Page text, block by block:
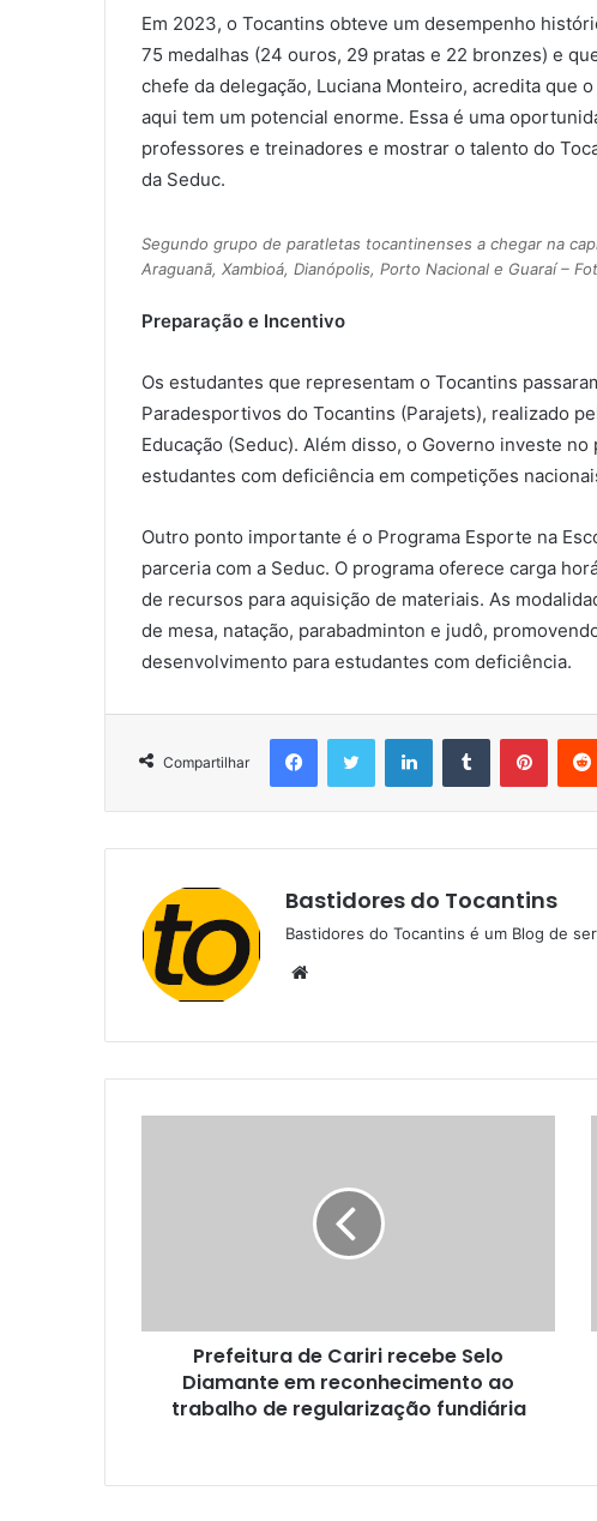
Em 2023, o Tocantins obteve um desempenho
75 medalhas (24 ouros, 29 pratas e 22 bronzes) e
chefe da delegação, Luciana Monteiro, acredita que
aqui tem um potencial enorme. Essa é uma
professores e treinadores e mostrar o talento do
da Seduc.
Segundo grupo de paratletas tocantinenses a chegar na
Araguanã, Xambioá, Dianópolis, Porto Nacional e Guaraí –
Preparação e Incentivo
Os estudantes que representam o Tocantins
Paradesportivos do Tocantins (Parajets), realizado
Educação (Seduc). Além disso, o Governo investe
estudantes com deficiência em competições
Outro ponto importante é o Programa Esporte na
parceria com a Seduc. O programa oferece carga
de recursos para aquisição de materiais. As
de mesa, natação, parabadminton e judô,
desenvolvimento para estudantes com deficiência.
Compartilhar
Bastidores do Tocantins
Bastidores do Tocantins é um Blog de
t
Prefeitura de Cariri recebe Selo
Diamante em reconhecimento ao
trabalho de regularização fundiária